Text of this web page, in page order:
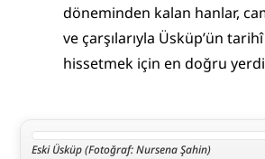
döneminden kalan hanlar,
ve çarşılarıyla Üsküp’ün
hissetmek için en doğru
Eski Üsküp (Fotoğraf: Nursena Şahin)